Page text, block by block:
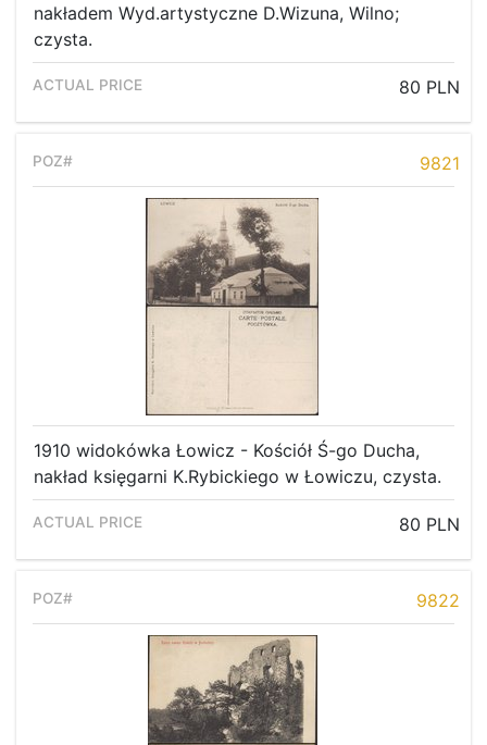
nakładem Wyd.artystyczne D.Wizuna, Wilno;
czysta.
80 PLN
9821
1910 widokówka Łowicz - Kościół Ś-go Ducha,
nakład księgarni K.Rybickiego w Łowiczu, czysta.
80 PLN
9822